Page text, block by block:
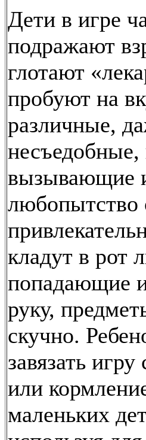
Дети в игре
подражают
глотают
пробуют на
различные,
вызывающие
любопытство
кладут в рот
попадающие
руку,
скучно.
завязать
или
маленьких